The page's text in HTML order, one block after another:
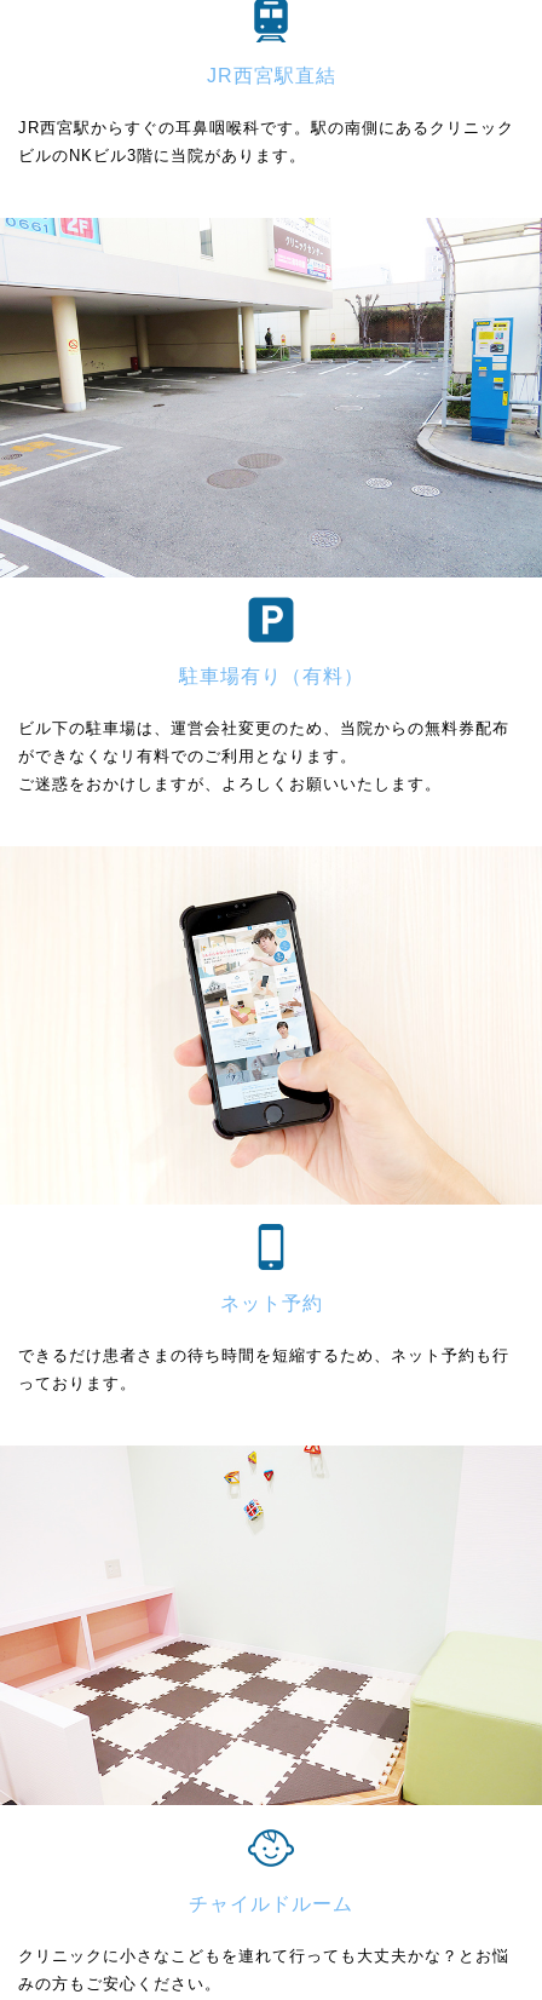
JR西宮駅直結
JR西宮駅からすぐの耳鼻咽喉科です。駅の南側にあるクリニック
ビルのNKビル3階に当院があります。
駐車場有り（有料）
ビル下の駐車場は、運営会社変更のため、当院からの無料券配布
ができなくなリ有料でのご利用となります。
ご迷惑をおかけしますが、よろしくお願いいたします。
ネット予約
できるだけ患者さまの待ち時間を短縮するため、ネット予約も行
っております。
チャイルドルーム
クリニックに小さなこどもを連れて行っても大丈夫かな？とお悩
みの方もご安心ください。